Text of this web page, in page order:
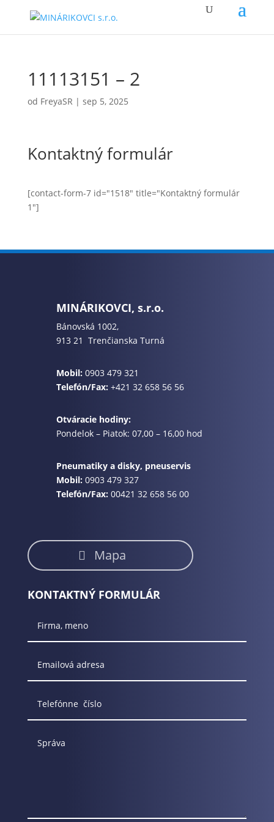
11113151 – 2
od FreyaSR | sep 5, 2025
Kontaktný formulár
[contact-form-7 id="1518" title="Kontaktný formulár
1"]
MINÁRIKOVCI, s.r.o.
Bánovská 1002,
913 21 Trenčianska Turná
Mobil: 0903 479 321
Telefón/Fax:+421 32 658 56 56
Otváracie hodiny:
Pondelok – Piatok: 07,00 – 16,00 hod
Pneumatiky a disky, pneuservis
Mobil: 0903 479 327
Telefón/Fax:00421 32 658 56 00
Mapa
KONTAKTNÝ FORMULÁR